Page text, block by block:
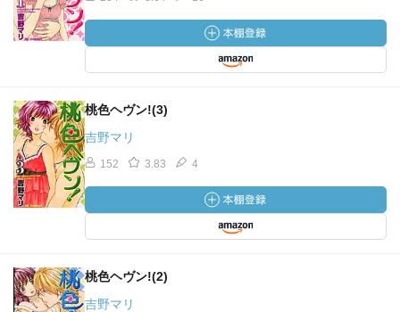
桃色ヘヴン!(3)
吉野マリ
152 3.83 4
桃色ヘヴン!(2)
吉野マリ